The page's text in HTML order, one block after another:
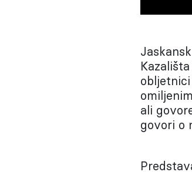
ali
govori o